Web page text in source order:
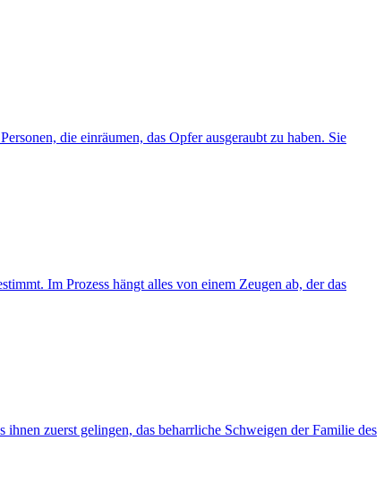
die einräumen, das Opfer ausgeraubt zu haben. Sie
Im Prozess hängt alles von einem Zeugen ab, der das
zuerst gelingen, das beharrliche Schweigen der Familie des